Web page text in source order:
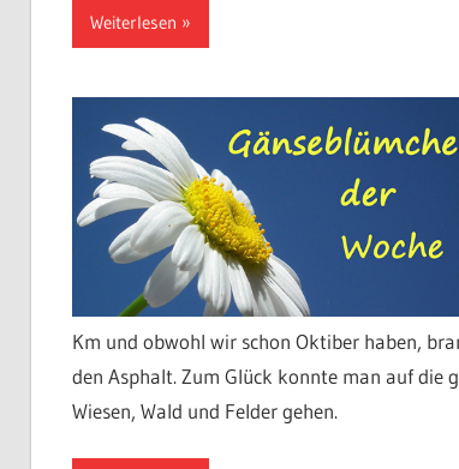
Weiterlesen
Km und obwohl wir schon Oktiber haben,
den Asphalt. Zum Glück konnte man auf die
Wiesen, Wald und Felder gehen.